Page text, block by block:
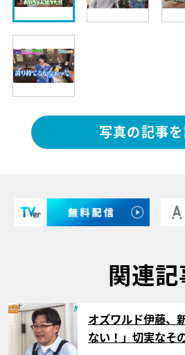
写真の記事
関連
サムネイル
オズワルド伊藤、
ない！」切実なそ